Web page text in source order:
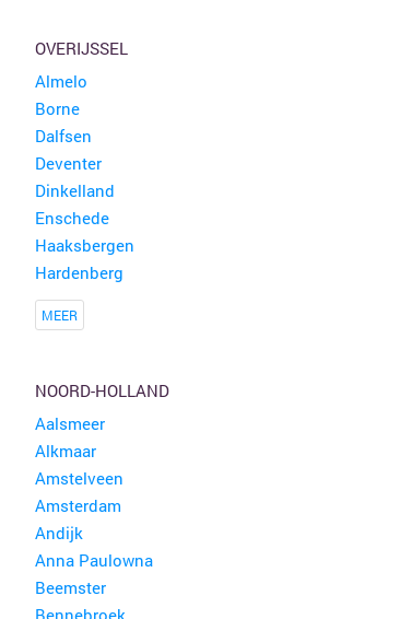
OVERIJSSEL
Almelo
Borne
Dalfsen
Deventer
Dinkelland
Enschede
Haaksbergen
Hardenberg
MEER
NOORD-HOLLAND
Aalsmeer
Alkmaar
Amstelveen
Amsterdam
Andijk
Anna Paulowna
Beemster
Bennebroek